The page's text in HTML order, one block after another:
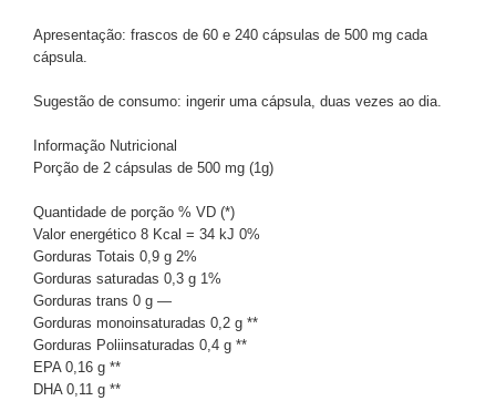
Apresentação: frascos de 60 e 240 cápsulas de 500 mg cada
cápsula.
Sugestão de consumo: ingerir uma cápsula, duas vezes ao dia.
Informação Nutricional
Porção de 2 cápsulas de 500 mg (1g)
Quantidade de porção % VD (*)
Valor energético 8 Kcal = 34 kJ 0%
Gorduras Totais 0,9 g 2%
Gorduras saturadas 0,3 g 1%
Gorduras trans 0 g —
Gorduras monoinsaturadas 0,2 g **
Gorduras Poliinsaturadas 0,4 g **
EPA 0,16 g **
DHA 0,11 g **